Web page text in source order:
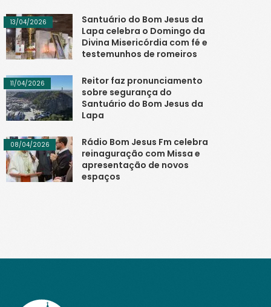
Santuário do Bom Jesus da
Lapa celebra o Domingo da
Divina Misericórdia com fé e
testemunhos de romeiros
13/04/2026
Reitor faz pronunciamento
sobre segurança do
Santuário do Bom Jesus da
Lapa
11/04/2026
Rádio Bom Jesus Fm celebra
reinaguração com Missa e
apresentação de novos
espaços
08/04/2026